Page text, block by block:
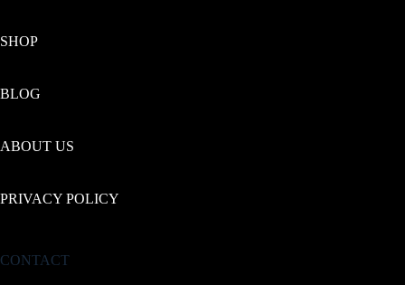
SHOP
BLOG
ABOUT US
PRIVACY POLICY
CONTACT